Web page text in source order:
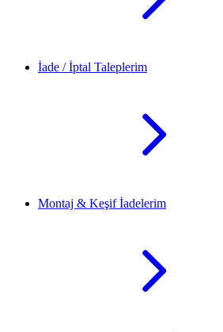
İade / İptal Taleplerim
Montaj & Keşif İadelerim